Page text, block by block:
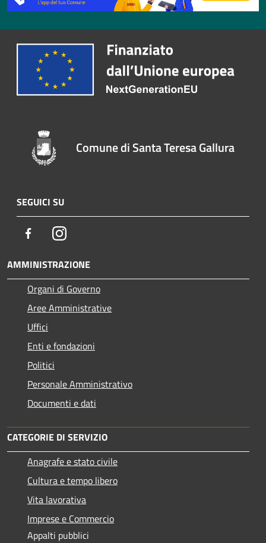
Comune di Santa Teresa Gallura
SEGUICI SU
FacebookInstagram
AMMINISTRAZIONE
Organi di Governo
Aree Amministrative
Uffici
Enti e fondazioni
Politici
Personale Amministrativo
Documenti e dati
CATEGORIE DI SERVIZIO
Anagrafe e stato civile
Cultura e tempo libero
Vita lavorativa
Imprese e Commercio
Appalti pubblici